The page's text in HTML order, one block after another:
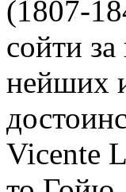
(1807-
сойти
нейших
Vicente